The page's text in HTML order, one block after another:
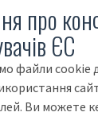
про
ЄС
файли cookie
Ви можете